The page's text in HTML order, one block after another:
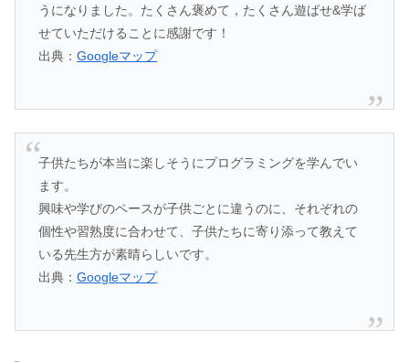
うになりました。たくさん褒めて，たくさん遊ばせ&学ば
せていただけることに感謝です！
出典：Googleマップ
子供たちが本当に楽しそうにプログラミングを学んでい
ます。
興味や学びのペースが子供ごとに違うのに、それぞれの
個性や習熟度に合わせて、子供たちに寄り添って教えて
いる先生方が素晴らしいです。
出典：Googleマップ